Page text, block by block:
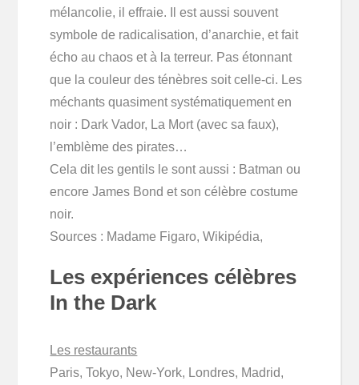
mélancolie, il effraie. Il est aussi souvent
symbole de radicalisation, d’anarchie, et fait
écho au chaos et à la terreur. Pas étonnant
que la couleur des ténèbres soit celle-ci. Les
méchants quasiment systématiquement en
noir : Dark Vador, La Mort (avec sa faux),
l’emblème des pirates…
Cela dit les gentils le sont aussi : Batman ou
encore James Bond et son célèbre costume
noir.
Sources : Madame Figaro, Wikipédia,
Les expériences célèbres
In the Dark
Les restaurants
Paris, Tokyo, New-York, Londres, Madrid,